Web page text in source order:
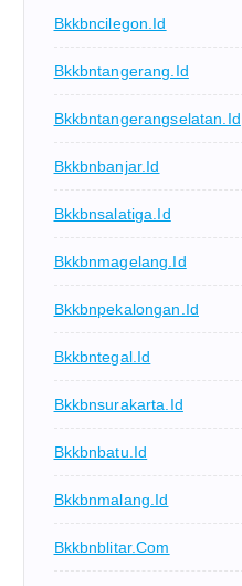
Bkkbncilegon.id
Bkkbntangerang.id
Bkkbntangerangselatan.id
Bkkbnbanjar.id
Bkkbnsalatiga.id
Bkkbnmagelang.id
Bkkbnpekalongan.id
Bkkbntegal.id
Bkkbnsurakarta.id
Bkkbnbatu.id
Bkkbnmalang.id
Bkkbnblitar.com